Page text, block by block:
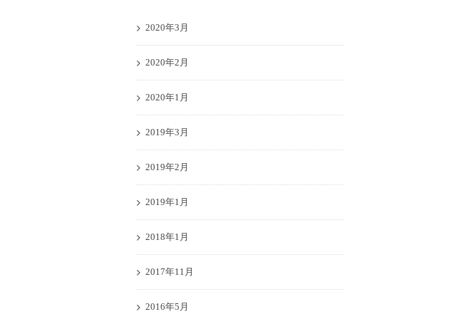
2020年3月
2020年2月
2020年1月
2019年3月
2019年2月
2019年1月
2018年1月
2017年11月
2016年5月